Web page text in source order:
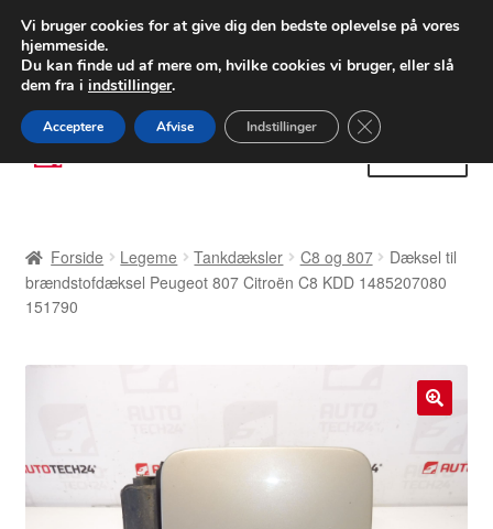
LEVERING fra 55 kr.
FEDEX verdensomspændende forsendelse
80 82 72 02
Spring
til
Spring
til
Betalinger
Klageprocedure
Kontakte
Forside Legeme Tankdæksler C8 og 807
Dæksel til
brændstofdæksel Peugeot 807 Citroën C8 KDD 1485207080
151790
Vi bruger cookies for at give dig den bedste oplevelse på vores
hjemmeside.
Du kan finde ud af mere om, hvilke cookies vi bruger, eller slå
dem fra i indstillinger.
Acceptere Afvise Indstillinger Close GDPR